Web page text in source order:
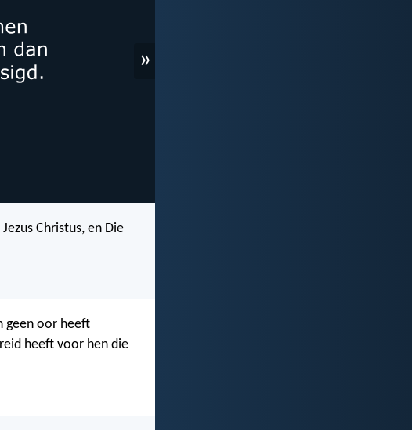
»
Christus, en Die
geen oor heeft
heeft voor hen die